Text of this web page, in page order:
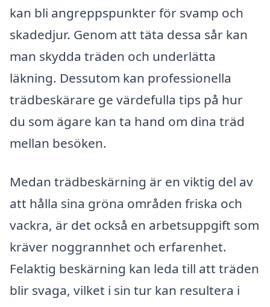
kan bli angreppspunkter för svamp och
skadedjur. Genom att täta dessa sår kan
man skydda träden och underlätta
läkning. Dessutom kan professionella
trädbeskärare ge värdefulla tips på hur
du som ägare kan ta hand om dina träd
mellan besöken.
Medan trädbeskärning är en viktig del av
att hålla sina gröna områden friska och
vackra, är det också en arbetsuppgift som
kräver noggrannhet och erfarenhet.
Felaktig beskärning kan leda till att träden
blir svaga, vilket i sin tur kan resultera i